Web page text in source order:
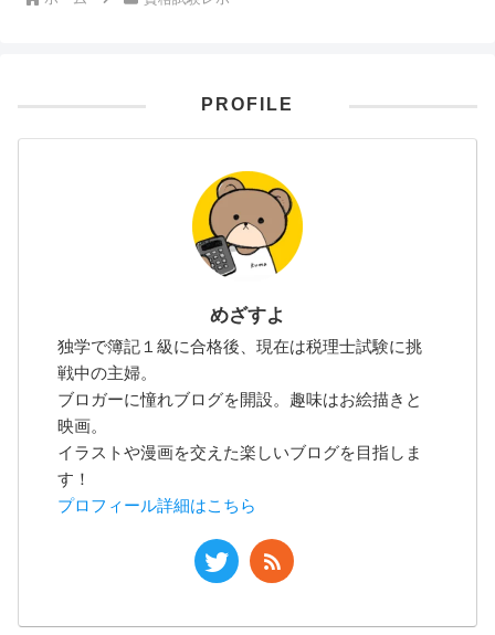
PROFILE
めざすよ
独学で簿記１級に合格後、現在は税理士試験に挑
戦中の主婦。
ブロガーに憧れブログを開設。趣味はお絵描きと
映画。
イラストや漫画を交えた楽しいブログを目指しま
す！
プロフィール詳細はこちら